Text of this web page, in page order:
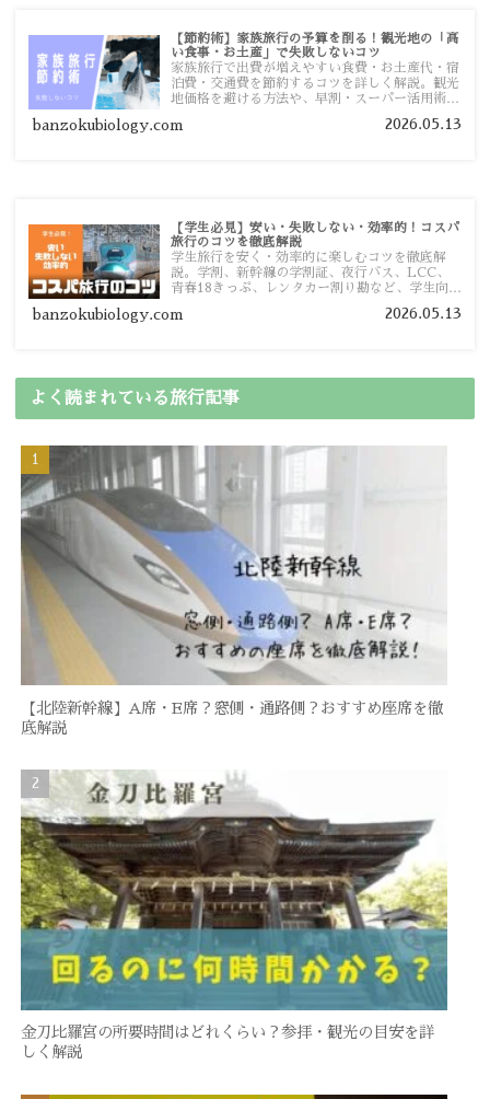
【節約術】家族旅行の予算を削る！観光地の「高
い食事・お土産」で失敗しないコツ
家族旅行で出費が増えやすい食費・お土産代・宿
泊費・交通費を節約するコツを詳しく解説。観光
地価格を避ける方法や、早割・スーパー活用術、
banzokubiology.com 2026.05.13
【学生必見】安い・失敗しない・効率的！コスパ
旅行のコツを徹底解説
学生旅行を安く・効率的に楽しむコツを徹底解
説。学割、新幹線の学割証、夜行バス、LCC、
青春18きっぷ、レンタカー割り勘など、学生向け
banzokubiology.com 2026.05.13
よく読まれている旅行記事
【北陸新幹線】A席・E席？窓側・通路側？おすすめ座席を徹
底解説
金刀比羅宮の所要時間はどれくらい？参拝・観光の目安を詳
しく解説